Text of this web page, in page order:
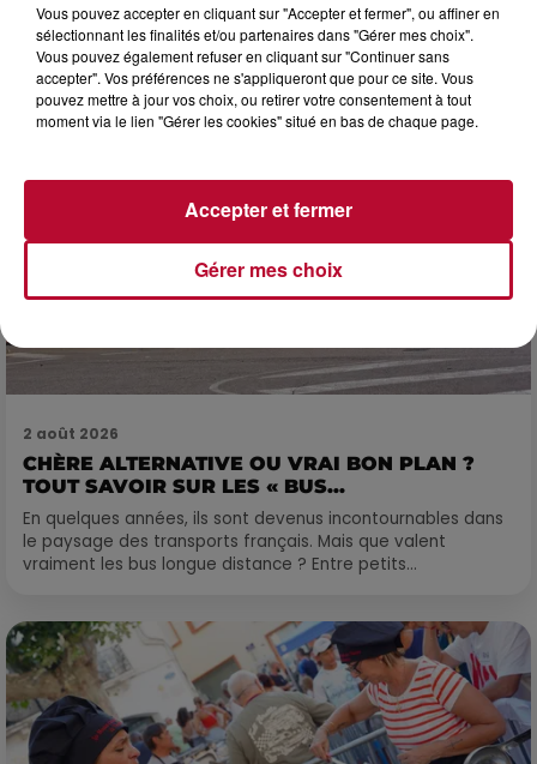
comme tous les lundis de l’été, on ouvre l’agenda qui est
encore bien rempli ! Entre sessions...
2 août 2026
CHÈRE ALTERNATIVE OU VRAI BON PLAN ?
TOUT SAVOIR SUR LES « BUS...
En quelques années, ils sont devenus incontournables dans
le paysage des transports français. Mais que valent
vraiment les bus longue distance ? Entre petits...
Vous pouvez accepter en cliquant sur "Accepter et fermer", ou affiner en
sélectionnant les finalités et/ou partenaires dans "Gérer mes choix".
Vous pouvez également refuser en cliquant sur "Continuer sans
accepter". Vos préférences ne s'appliqueront que pour ce site. Vous
pouvez mettre à jour vos choix, ou retirer votre consentement à tout
moment via le lien "Gérer les cookies" situé en bas de chaque page.
Gérer mes choix
Accepter et fermer